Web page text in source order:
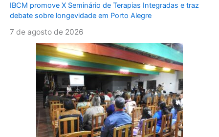
IBCM promove X Seminário de Terapias Integradas e traz
debate sobre longevidade em Porto Alegre
7 de agosto de 2026